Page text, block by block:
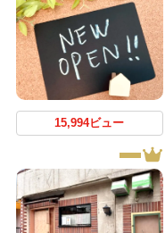
15,994ビュー